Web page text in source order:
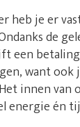
heb je er
de
een
want
innen van
energie én